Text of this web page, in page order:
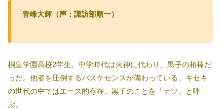
青峰大輝（声：諏訪部順一）
桐皇学園高校2年生。中学時代は火神に代わり、黒子の相棒だ
った。他者を圧倒するバスケセンスが備わっている。キセキ
の世代の中ではエース的存在。黒子のことを「テツ」と呼
ぶ。